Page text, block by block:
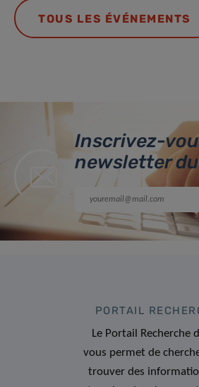
TOUS LES ÉVÉNEMENTS
Inscrivez-
newsletter
PORTAIL
Le Portail Recherche
vous permet de
trouver des